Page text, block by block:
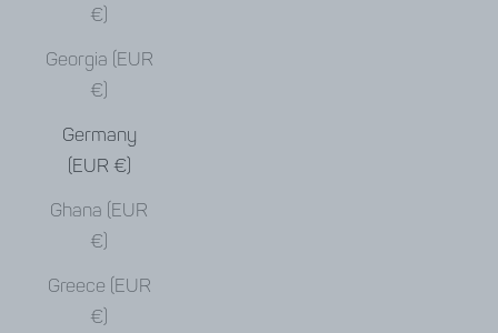
€)
Georgia (EUR
€)
Germany
(EUR €)
Ghana (EUR
€)
Greece (EUR
€)